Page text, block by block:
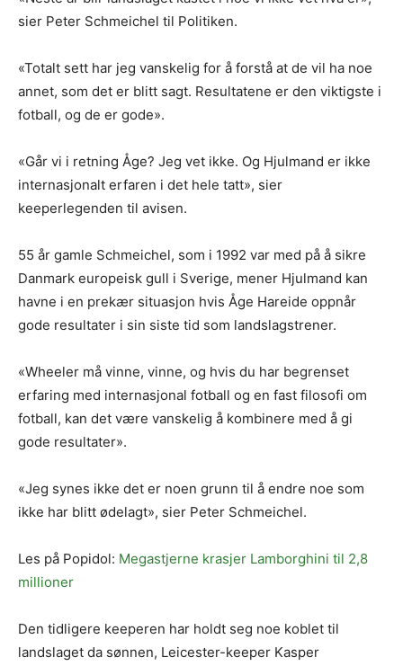
sier Peter Schmeichel til Politiken.
«Totalt sett har jeg vanskelig for å forstå at de vil ha noe
annet, som det er blitt sagt. Resultatene er den viktigste i
fotball, og de er gode».
«Går vi i retning Åge? Jeg vet ikke. Og Hjulmand er ikke
internasjonalt erfaren i det hele tatt», sier
keeperlegenden til avisen.
55 år gamle Schmeichel, som i 1992 var med på å sikre
Danmark europeisk gull i Sverige, mener Hjulmand kan
havne i en prekær situasjon hvis Åge Hareide oppnår
gode resultater i sin siste tid som landslagstrener.
«Wheeler må vinne, vinne, og hvis du har begrenset
erfaring med internasjonal fotball og en fast filosofi om
fotball, kan det være vanskelig å kombinere med å gi
gode resultater».
«Jeg synes ikke det er noen grunn til å endre noe som
ikke har blitt ødelagt», sier Peter Schmeichel.
Les på Popidol: Megastjerne krasjer Lamborghini til 2,8
millioner
Den tidligere keeperen har holdt seg noe koblet til
landslaget da sønnen, Leicester-keeper Kasper